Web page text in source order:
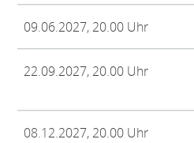
09.06.2027, 20.00 Uhr
22.09.2027, 20.00 Uhr
08.12.2027, 20.00 Uhr